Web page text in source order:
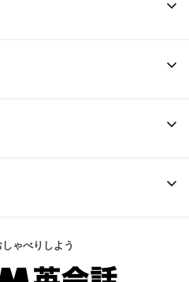
ゃべりしよう